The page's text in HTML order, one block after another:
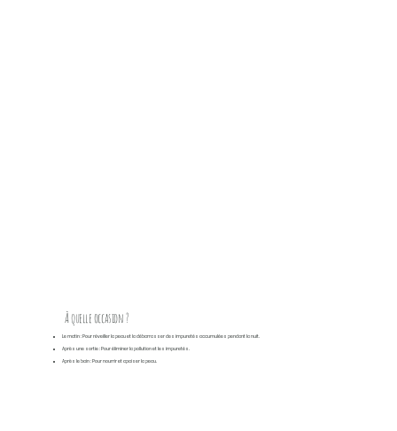
À quelle occasion ?
Le matin: Pour réveiller la peau et la débarrasser des impuretés accumulées pendant la nuit.
Après une sortie: Pour éliminer la pollution et les impuretés.
Après le bain: Pour nourrir et apaiser la peau.